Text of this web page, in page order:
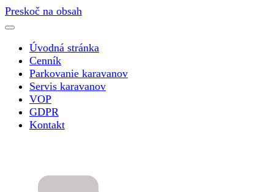
Preskoč na obsah
Úvodná stránka
Cenník
Parkovanie karavanov
Servis karavanov
VOP
GDPR
Kontakt